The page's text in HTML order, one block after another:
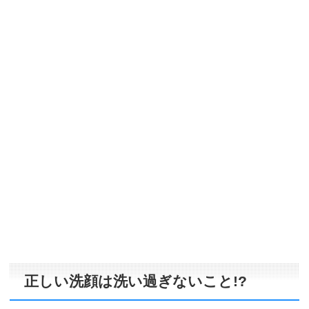
正しい洗顔は洗い過ぎないこと!?